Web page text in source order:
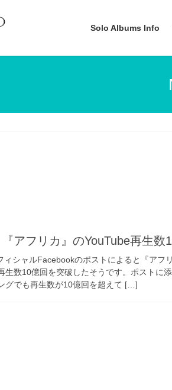
Solo Albums Info
アフリカ』のYouTube再生数
ィシャルFacebookのポストによると『アフ
生数10億回を突破したそうです。ポストに
グでも再生数が10億回を超えて […]